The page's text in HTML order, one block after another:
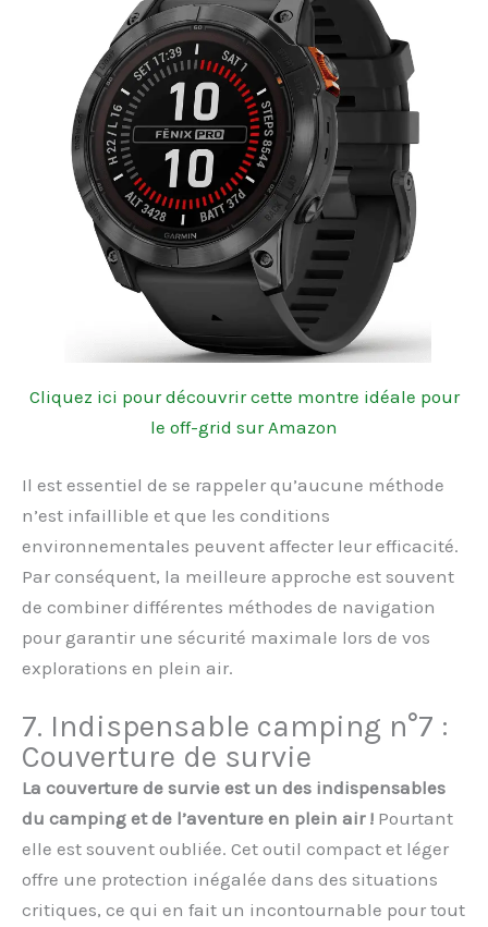
Cliquez ici pour découvrir cette montre idéale pour
le off-grid sur Amazon
Il est essentiel de se rappeler qu’aucune méthode
n’est infaillible et que les conditions
environnementales peuvent affecter leur efficacité.
Par conséquent, la meilleure approche est souvent
de combiner différentes méthodes de navigation
pour garantir une sécurité maximale lors de vos
explorations en plein air.
7. Indispensable camping n°7 :
Couverture de survie
La couverture de survie est un des indispensables
du camping et de l’aventure en plein air ! Pourtant
elle est souvent oubliée. Cet outil compact et léger
offre une protection inégalée dans des situations
critiques, ce qui en fait un incontournable pour tout